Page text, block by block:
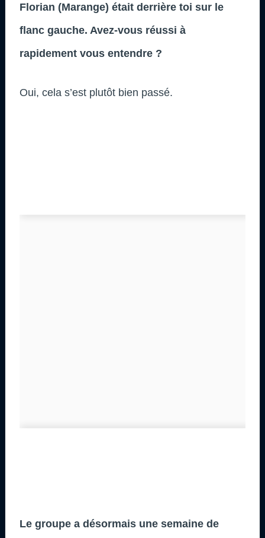
Florian (Marange) était derrière toi sur le
flanc gauche. Avez-vous réussi à
rapidement vous entendre ?
Oui, cela s’est plutôt bien passé.
Le groupe a désormais une semaine de